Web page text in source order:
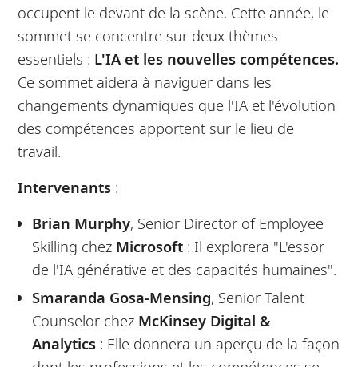
occupent le devant de la scène. Cette année, le
sommet se concentre sur deux thèmes
essentiels : L'IA et les nouvelles compétences.
Ce sommet aidera à naviguer dans les
changements dynamiques que l'IA et l'évolution
des compétences apportent sur le lieu de
travail.
Intervenants :
Brian Murphy, Senior Director of Employee
Skilling chez Microsoft : Il explorera "L'essor
de l'IA générative et des capacités humaines".
Smaranda Gosa-Mensing, Senior Talent
Counselor chez McKinsey Digital &
Analytics : Elle donnera un aperçu de la façon